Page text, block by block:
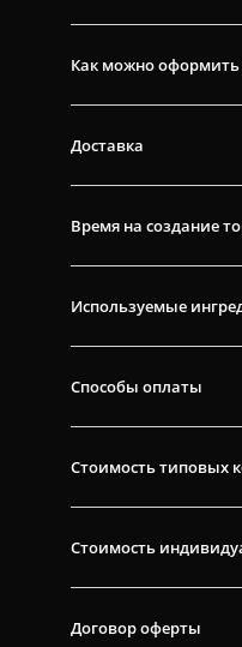
Как можно оформить
Доставка
Время на создание
Используемые
Способы оплаты
Стоимость типовых
Стоимость
Договор оферты